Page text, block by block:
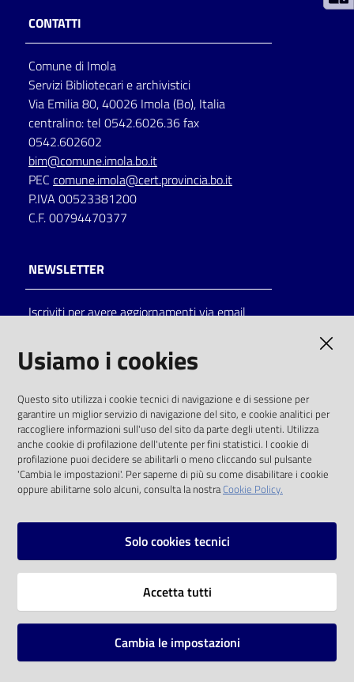
per
lettura
Seguici
su
Catalogo
on line
Eventi
Chiedi al
bibliotecario
CONTATTI
Comune di Imola
Servizi Bibliotecari e archivistici
Via Emilia 80, 40026 Imola (Bo), Italia
centralino: tel 0542.6026.36 fax
0542.602602
bim@comune.imola.bo.it
PEC comune.imola@cert.provincia.bo.it
P.IVA 00523381200
C.F. 00794470377
NEWSLETTER
Iscriviti per avere aggiornamenti via email
solo alle condizioni previste dalla direttiva
comunitaria 2003/98/CE e dal d.lgs. 36/2006
SOCIAL
Instagram
Vai alla pagina
Mappa del sito
Usiamo i cookies
Questo sito utilizza i cookie tecnici di navigazione e di sessione per
garantire un miglior servizio di navigazione del sito, e cookie analitici per
raccogliere informazioni sull'uso del sito da parte degli utenti. Utilizza
anche cookie di profilazione dell'utente per fini statistici. I cookie di
profilazione puoi decidere se abilitarli o meno cliccando sul pulsante
'Cambia le impostazioni'. Per saperne di più su come disabilitare i cookie
oppure abilitarne solo alcuni, consulta la nostraCookie Policy.
Solo cookies tecnici
Accetta tutti
Cambia le impostazioni